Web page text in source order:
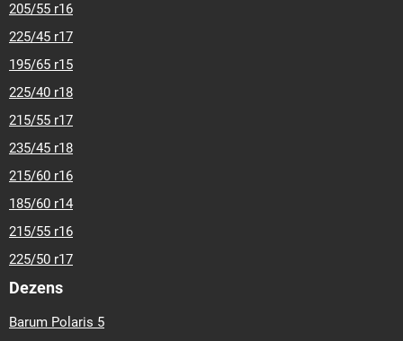
205/55 r16
225/45 r17
195/65 r15
225/40 r18
215/55 r17
235/45 r18
215/60 r16
185/60 r14
215/55 r16
225/50 r17
Dezens
Barum Polaris 5